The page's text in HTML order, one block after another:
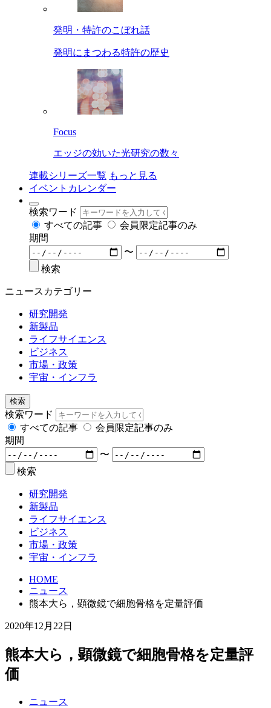
発明・特許のこぼれ話
発明にまつわる特許の歴史
Focus
エッジの効いた光研究の数々
連載シリーズ一覧 もっと見る
イベントカレンダー
検索ワード
すべての記事
会員限定記事のみ
期間
〜
検索
ニュースカテゴリー
研究開発
新製品
ライフサイエンス
ビジネス
市場・政策
宇宙・インフラ
検索
検索ワード
すべての記事
会員限定記事のみ
期間
〜
検索
研究開発
新製品
ライフサイエンス
ビジネス
市場・政策
宇宙・インフラ
HOME
ニュース
熊本大ら，顕微鏡で細胞骨格を定量評価
2020年12月22日
熊本大ら，顕微鏡で細胞骨格を定量評
価
ニュース